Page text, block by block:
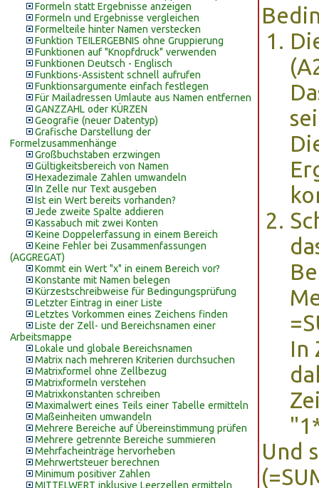
Formeln statt Ergebnisse anzeigen
Formeln und Ergebnisse vergleichen
Formelteile hinter Namen verstecken
Funktion TEILERGEBNIS ohne Gruppierung
Funktionen auf "Knopfdruck" verwenden
Funktionen Deutsch - Englisch
Funktions-Assistent schnell aufrufen
Funktionsargumente einfach festlegen
Für Mailadressen Umlaute aus Namen entfernen
GANZZAHL oder KÜRZEN
Geografie (neuer Datentyp)
Grafische Darstellung der
Formelzusammenhänge
Großbuchstaben erzwingen
Gültigkeitsbereich von Namen
Hexadezimale Zahlen umwandeln
In Zelle nur Text ausgeben
Ist ein Wert bereits vorhanden?
Jede zweite Spalte addieren
Kassabuch mit zwei Konten
Keine Doppelerfassung in einem Bereich
Keine Fehler bei Zusammenfassungen
(AGGREGAT)
Kommt ein Wert "x" in einem Bereich vor?
Konstante mit Namen belegen
Kürzestschreibweise für Bedingungsprüfung
Letzter Eintrag in einer Liste
Letztes Vorkommen eines Zeichens finden
Liste der Zell- und Bereichsnamen einer
Arbeitsmappe
Lokale und globale Bereichsnamen
Matrix nach mehreren Kriterien durchsuchen
Matrixformel ohne Zellbezug
Matrixformeln verstehen
Matrixkonstanten schreiben
Maximalwert eines Teils einer Tabelle ermitteln
Maßeinheiten umwandeln
Mehrere Bereiche auf Übereinstimmung prüfen
Mehrere getrennte Bereiche summieren
Mehrfacheinträge hervorheben
Mehrwertsteuer berechnen
Minimum positiver Zahlen
MITTELWERT inklusive Leerzellen ermitteln
In
Und